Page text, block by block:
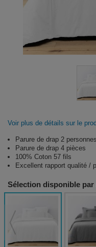
Voir plus de détails sur le
Parure de drap 2
Parure de drap 4 pièces
100% Coton 57 fils
Excellent rapport qualité /
Sélection disponible par